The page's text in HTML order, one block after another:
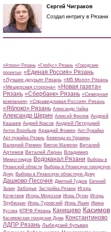
Сергей Чиграков
Создал интригу в Рязани
«Атрон» Рязань «Глобус» Рязань «Городские
проекты» «Единая Россия» Рязань
«Лучшие друзья» Рязань «М5 Молл» Рязань
«Мещерская сторона» «Новая газета»
Рязань «Сбербанк» Рязань «Северная
компания» «Справедливая Россия» Рязань
«Яблоко» Рязань Александр Чайка
Александр Шерин Алексей Фролов Андрей
Кашаев Андрей Красов Андрей Петруцкий
Антон Воробьев Аркадий Фомин Арт-Лужайка
Арт-лужайка Рязань Беженцы из Украины
Валерий Рюмин Виктор Малюгин Виталий
Артемов Виталий Ларин Владимир
Мимоглядов Водоканал Рязани Выборы в
Рязанской области Выборы в Рязанскую городскую
Думу Выборы в Рязанскую областную Думу
Дашково-Песочня Дмитрий Гудков Евгений
Зызин Заборье Застройка Рязани Игорь
Кочетков Игорь Морозов Игорь Путин Игорь
Трубицын Игорь Туровский Игорь Яшин Ирина
Кусова КПРФ Рязань Канищево Касимов
Касимовская городская Дума Константиново
ЛДПР Рязань Лыбедский бульвар